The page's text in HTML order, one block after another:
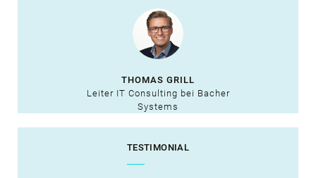
THOMAS GRILL
Leiter IT Consulting bei Bacher
Systems
TESTIMONIAL